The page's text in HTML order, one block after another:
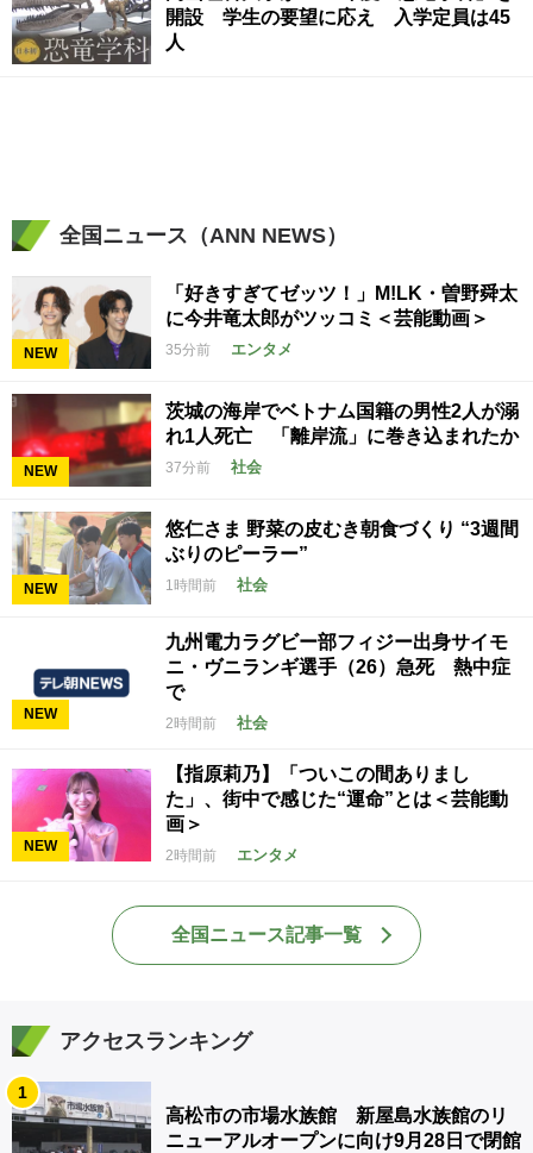
開設 学生の要望に応え 入学定員は45
人
全国ニュース（ANN NEWS）
NEW
「好きすぎてゼッツ！」M!LK・曽野舜太
に今井竜太郎がツッコミ＜芸能動画＞
35分前 エンタメ
NEW
茨城の海岸でベトナム国籍の男性2人が溺
れ1人死亡 「離岸流」に巻き込まれたか
37分前 社会
NEW
悠仁さま 野菜の皮むき朝食づくり “3週間
ぶりのピーラー”
1時間前 社会
NEW
九州電力ラグビー部フィジー出身サイモ
ニ・ヴニランギ選手（26）急死 熱中症
で
2時間前 社会
NEW
【指原莉乃】「ついこの間ありまし
た」、街中で感じた“運命”とは＜芸能動
画＞
2時間前 エンタメ
全国ニュース記事一覧
アクセスランキング
1
高松市の市場水族館 新屋島水族館のリ
ニューアルオープンに向け9月28日で閉館